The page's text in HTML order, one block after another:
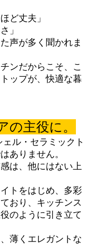
ど丈夫」
」
声が多く聞かれま
ンだからこそ、こ
ップが、快適な暮
主役に。
ェル・セラミックト
ありません。
は、他にはない上
トをはじめ、多彩
おり、キッチンス
のように引き立て
薄くエレガントな